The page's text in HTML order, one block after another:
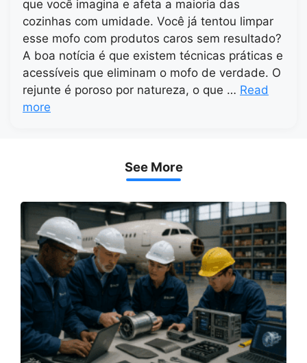
que você imagina e afeta a maioria das
cozinhas com umidade. Você já tentou limpar
esse mofo com produtos caros sem resultado?
A boa notícia é que existem técnicas práticas e
acessíveis que eliminam o mofo de verdade. O
rejunte é poroso por natureza, o que … Read
more
See More